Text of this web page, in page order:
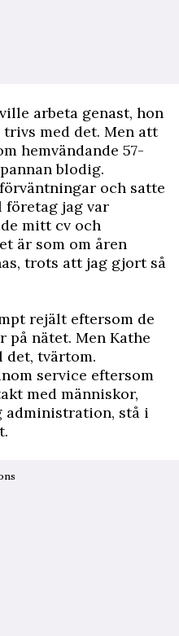
arbeta genast, hon
med det. Men att
hemvändande 57-
blodig.
och satte
jag var
mitt cv och
är som om åren
trots att jag gjort så
rejält eftersom de
på nätet. Men Kathe
tvärtom.
service eftersom
med människor,
administration, stå i